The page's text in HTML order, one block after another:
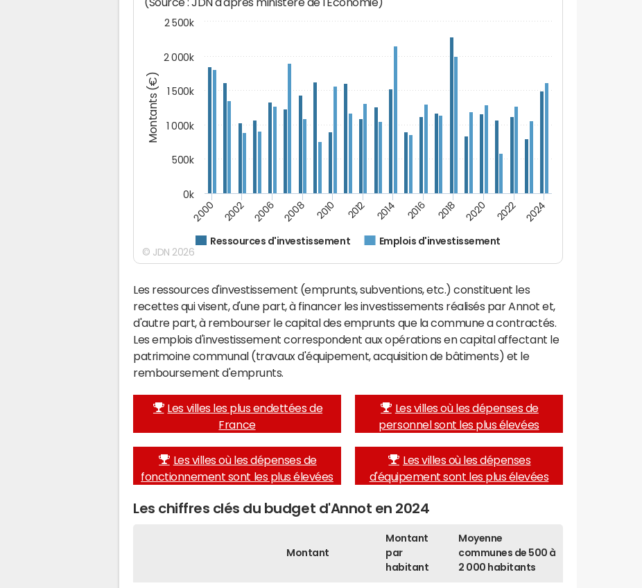
Montants (€)
Ressources d'investissement Emplois d'investissement
2000 2002 2006 2008 2010 2012 2014 2016 2018 2020 2022 2024
0k
500k
1 000k
1 500k
2 000k
2 500k
© JDN 2026
Les ressources d'investissement (emprunts, subventions, etc.) constituent les
recettes qui visent, d'une part, à financer les investissements réalisés par Annot et,
d'autre part, à rembourser le capital des emprunts que la commune a contractés.
Les emplois d'investissement correspondent aux opérations en capital affectant le
patrimoine communal (travaux d'équipement, acquisition de bâtiments) et le
remboursement d'emprunts.
Les villes les plus endettées de
France
Les villes où les dépenses de
personnel sont les plus élevées
Les villes où les dépenses de
fonctionnement sont les plus élevées
Les villes où les dépenses
d'équipement sont les plus élevées
Les chiffres clés du budget d'Annot en 2024
Montant
Montant
par
habitant
Moyenne
communes de 500 à
2 000 habitants